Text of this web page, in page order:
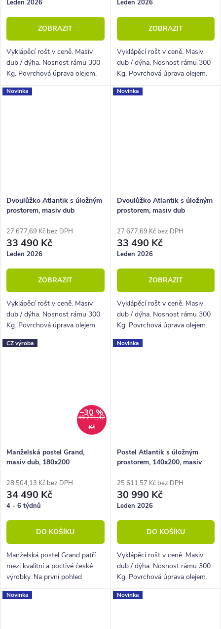
Leden 2026
ZOBRAZIT
Vyklápěcí rošt v ceně. Masiv
dub / dýha. Nosnost rámu 300
Kg. Povrchová úprava olejem.
Leden 2026
ZOBRAZIT
Vyklápěcí rošt v ceně. Masiv
dub / dýha. Nosnost rámu 300
Kg. Povrchová úprava olejem.
Novinka
Dvoulůžko Atlantik s úložným
prostorem, masiv dub
27 677,69 Kč bez DPH
33 490 Kč
Leden 2026
ZOBRAZIT
Vyklápěcí rošt v ceně. Masiv
dub / dýha. Nosnost rámu 300
Kg. Povrchová úprava olejem.
Novinka
Dvoulůžko Atlantik s úložným
prostorem, masiv dub
ekokůže
27 677,69 Kč bez DPH
33 490 Kč
Leden 2026
ZOBRAZIT
Vyklápěcí rošt v ceně. Masiv
dub / dýha. Nosnost rámu 300
Kg. Povrchová úprava olejem.
CZ výroba
49 271,42
Kč
–30 %
Manželská postel Grand,
masiv dub, 180x200
28 504,13 Kč bez DPH
34 490 Kč
4 - 6 týdnů
DO KOŠÍKU
Manželská postel Grand patří
mezi kvalitní a poctivé české
výrobky. Na první pohled
zaujme zejména svým
robustním zpracováním.
Novinka
Postel Atlantik s úložným
prostorem, 140x200, masiv
25 611,57 Kč bez DPH
30 990 Kč
Leden 2026
DO KOŠÍKU
Vyklápěcí rošt v ceně. Masiv
dub / dýha. Nosnost rámu 300
Kg. Povrchová úprava olejem.
Novinka Novinka